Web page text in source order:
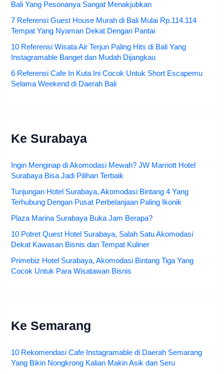
Bali Yang Pesonanya Sangat Menakjubkan
7 Referensi Guest House Murah di Bali Mulai Rp.114.114
Tempat Yang Nyaman Dekat Dengan Pantai
10 Referensi Wisata Air Terjun Paling Hits di Bali Yang
Instagramable Banget dan Mudah Dijangkau
6 Referensi Cafe In Kuta Ini Cocok Untuk Short Escapemu
Selama Weekend di Daerah Bali
Ke Surabaya
Ingin Menginap di Akomodasi Mewah? JW Marriott Hotel
Surabaya Bisa Jadi Pilihan Terbaik
Tunjungan Hotel Surabaya, Akomodasi Bintang 4 Yang
Terhubung Dengan Pusat Perbelanjaan Paling Ikonik
Plaza Marina Surabaya Buka Jam Berapa?
10 Potret Quest Hotel Surabaya, Salah Satu Akomodasi
Dekat Kawasan Bisnis dan Tempat Kuliner
Primebiz Hotel Surabaya, Akomodasi Bintang Tiga Yang
Cocok Untuk Para Wisatawan Bisnis
Ke Semarang
10 Rekomendasi Cafe Instagramable di Daerah Semarang
Yang Bikin Nongkrong Kalian Makin Asik dan Seru